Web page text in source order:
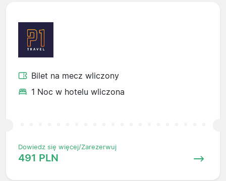
Bilet na mecz wliczony
1 Noc w hotelu wliczona
Dowiedz się więcej/Zarezerwuj
491 PLN